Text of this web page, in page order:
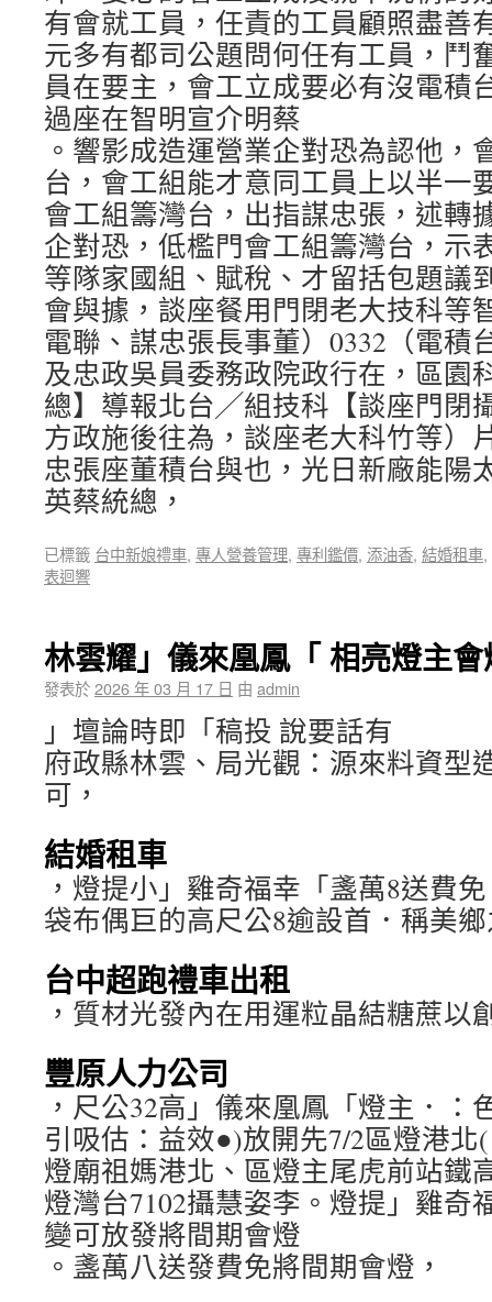
有會就工員，任責的工員顧照盡善
元多有都司公題問何任有工員，鬥
員在要主，會工立成要必有沒電積
過座在智明宣介明蔡
。響影成造運營業企對恐為認他，
台，會工組能才意同工員上以半一
會工組籌灣台，出指謀忠張，述轉
企對恐，低檻門會工組籌灣台，示
等隊家國組、賦稅、才留括包題議
會與據，談座餐用門閉老大技科等
電聯、謀忠張長事董）0332（電積
及忠政吳員委務政院政行在，區園
總】導報北台╱組技科【談座門閉
方政施後往為，談座老大科竹等）
忠張座董積台與也，光日新廠能陽
英蔡統總，
已標籤 台中新娘禮車, 專人營養管理, 專利鑑價, 添油香, 結婚租車,
表迴響
林雲耀」儀來凰鳳「 相亮燈主
發表於2026 年 03 月 17 日 由 admin
」壇論時即「稿投 說要話有
府政縣林雲、局光觀：源來料資型
可，
結婚租車
，燈提小」雞奇福幸「盞萬8送費
袋布偶巨的高尺公8逾設首．稱美
台中超跑禮車出租
，質材光發內在用運粒晶結糖蔗以
豐原人力公司
，尺公32高」儀來凰鳳「燈主．：
引吸估：益效●)放開先7/2區燈港北
燈廟祖媽港北、區燈主尾虎前站鐵
燈灣台7102攝慧姿李。燈提」雞奇
變可放發將間期會燈
。盞萬八送發費免將間期會燈，